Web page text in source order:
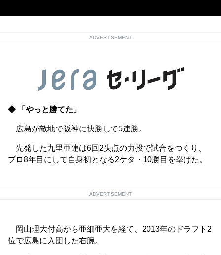
ADVERTISEMENT
◆ 「やっと勝てた」
広島が敵地で阪神に快勝して5連勝。
先発した九里亜蓮は6回2失点の力投で試合をつくり、
プロ8年目にして自身初となる2ケタ・10勝目を挙げた。
ADVERTISEMENT
岡山理大付高から亜細亜大を経て、2013年のドラフト2
位で広島に入団した右腕。